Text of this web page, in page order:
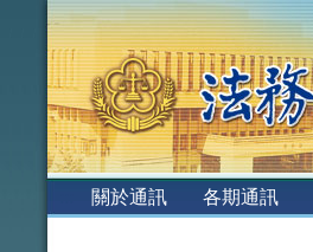
關於通訊 各期通訊